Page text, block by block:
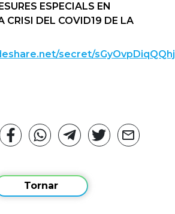
ESPECIALS EN
CRISI DEL COVID19 DE LA
secret/
Tornar